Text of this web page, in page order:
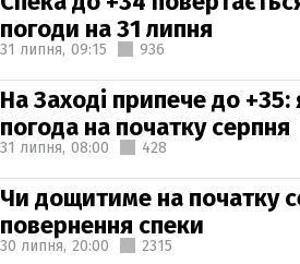
погоди на 31 липня
31 липня, 09:15 936
На Заході припече до
погода на початку серпня
31 липня, 08:00 428
Чи дощитиме на початку
повернення спеки
30 липня, 20:00 2315